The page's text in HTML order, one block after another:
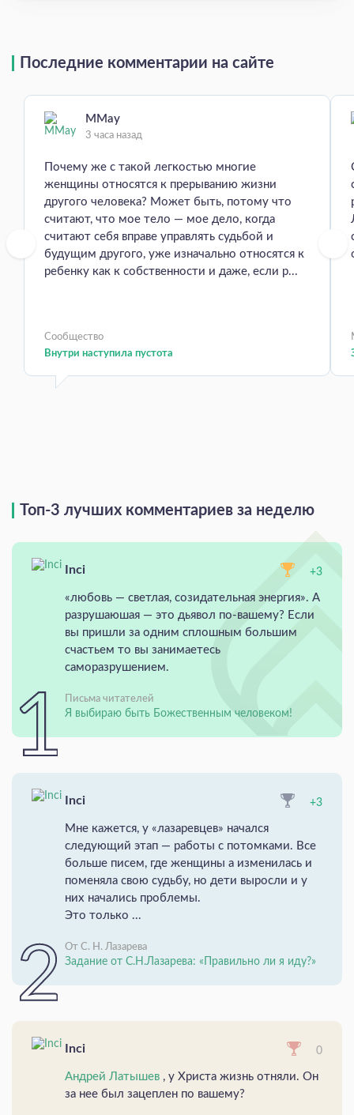
Последние комментарии на сайте
MMay
3 часа назад
Почему же с такой легкостью многие
женщины относятся к прерыванию жизни
другого человека? Может быть, потому что
считают, что мое тело — мое дело, когда
считают себя вправе управлять судьбой и
будущим другого, уже изначально относятся к
ребенку как к собственности и даже, если р...
Сообщество
Внутри наступила пустота
Топ-3 лучших комментариев за неделю
Inci +3
«любовь — светлая, созидательная энергия». А
разрушаюшая — это дьявол по-вашему? Если
вы пришли за одним сплошным большим
счастьем то вы занимаетесь
саморазрушением.
Письма читателей
Я выбираю быть Божественным человеком!
Inci +3
Мне кажется, у «лазаревцев» начался
следующий этап — работы с потомками. Все
больше писем, где женщины а изменилась и
поменяла свою судьбу, но дети выросли и у
них начались проблемы.
Это только ...
От С. Н. Лазарева
Задание от С.Н.Лазарева: «Правильно ли я иду?»
Inci 0
Андрей Латышев , у Христа жизнь отняли. Он
за нее был зацеплен по вашему?